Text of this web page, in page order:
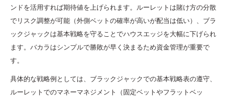
ンドを活用すれば期待値を上げられます。ルーレットは賭け方の分散
でリスク調整が可能（外側ベットの確率が高いが配当は低い）、ブラ
ックジャックは基本戦略を守ることでハウスエッジを大幅に下げられ
ます。バカラはシンプルで勝敗が早く決まるため資金管理が重要で
す。
具体的な戦略例としては、ブラックジャックでの基本戦略表の遵守、
ルーレットでのマネーマネジメント（固定ベットやフラットベッ